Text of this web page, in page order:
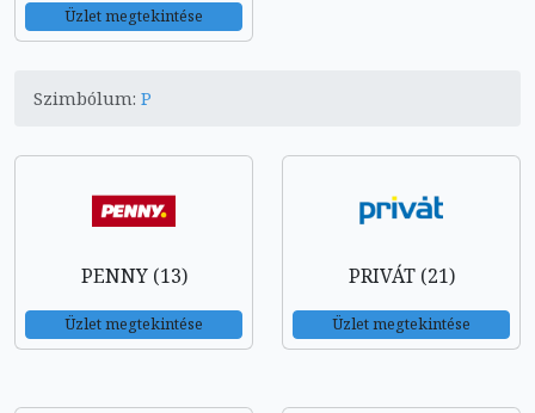
Üzlet megtekintése
Szimbólum: P
PENNY (13)
Üzlet megtekintése
PRIVÁT (21)
Üzlet megtekintése